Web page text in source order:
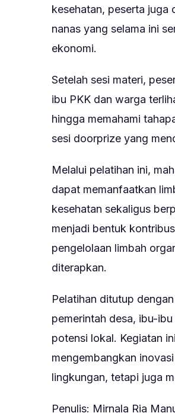
kesehatan, peserta juga
nanas yang selama ini
ekonomi.
Setelah sesi materi,
ibu PKK dan warga
hingga memahami
sesi doorprize yang
Melalui pelatihan ini,
dapat memanfaatkan
kesehatan sekaligus
menjadi bentuk
pengelolaan limbah
diterapkan.
Pelatihan ditutup
pemerintah desa, ibu-
potensi lokal. Kegiatan
mengembangkan
lingkungan, tetapi juga
Penulis: Mirnala Ria